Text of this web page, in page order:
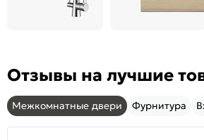
Отзывы на лучшие
Межкомнатные двери Фурнитура